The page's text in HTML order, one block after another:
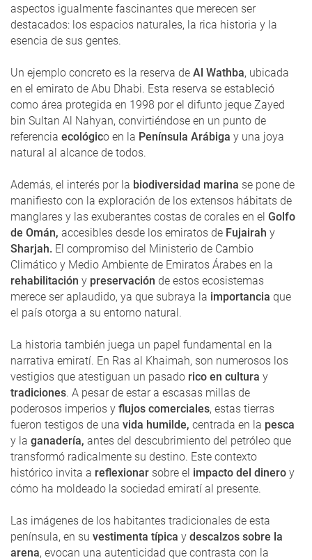
aspectos igualmente fascinantes que merecen ser
destacados: los espacios naturales, la rica historia y la
esencia de sus gentes.
Un ejemplo concreto es la reserva de Al Wathba, ubicada
en el emirato de Abu Dhabi. Esta reserva se estableció
como área protegida en 1998 por el difunto jeque Zayed
bin Sultan Al Nahyan, convirtiéndose en un punto de
referencia ecológico en la Península Arábiga y una joya
natural al alcance de todos.
Además, el interés por la biodiversidad marina se pone de
manifiesto con la exploración de los extensos hábitats de
manglares y las exuberantes costas de corales en el Golfo
de Omán, accesibles desde los emiratos de Fujairah y
Sharjah. El compromiso del Ministerio de Cambio
Climático y Medio Ambiente de Emiratos Árabes en la
rehabilitación y preservación de estos ecosistemas
merece ser aplaudido, ya que subraya la importancia que
el país otorga a su entorno natural.
La historia también juega un papel fundamental en la
narrativa emiratí. En Ras al Khaimah, son numerosos los
vestigios que atestiguan un pasado rico en cultura y
tradiciones. A pesar de estar a escasas millas de
poderosos imperios y flujos comerciales, estas tierras
fueron testigos de una vida humilde, centrada en la pesca
y la ganadería, antes del descubrimiento del petróleo que
transformó radicalmente su destino. Este contexto
histórico invita a reflexionar sobre el impacto del dinero y
cómo ha moldeado la sociedad emiratí al presente.
Las imágenes de los habitantes tradicionales de esta
península, en su vestimenta típica y descalzos sobre la
arena, evocan una autenticidad que contrasta con la